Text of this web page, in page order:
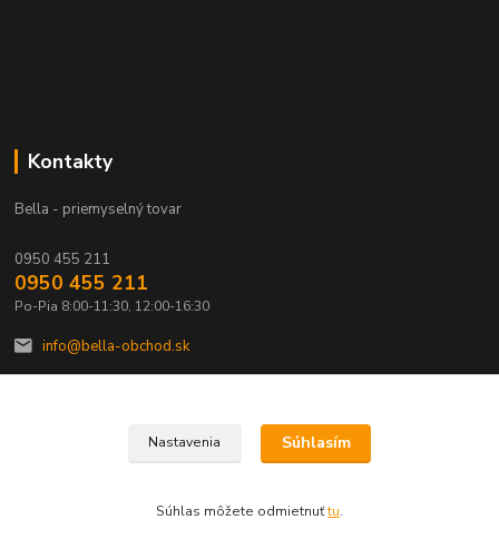
Kontakty
Bella - priemyselný tovar
0950 455 211
0950 455 211
Po-Pia 8:00-11:30, 12:00-16:30
info@bella-obchod.sk
Copyright © 2018 Bella - priemyselný tovar
Nastavenia Súhlasím
Súhlas môžete odmietnuťtu.